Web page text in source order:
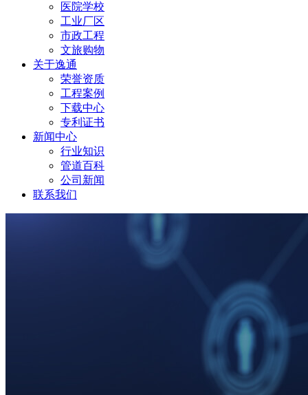
医院学校
工业厂区
市政工程
文旅购物
关于逸通
荣誉资质
工程案例
下载中心
专利证书
新闻中心
行业知识
管道百科
公司新闻
联系我们